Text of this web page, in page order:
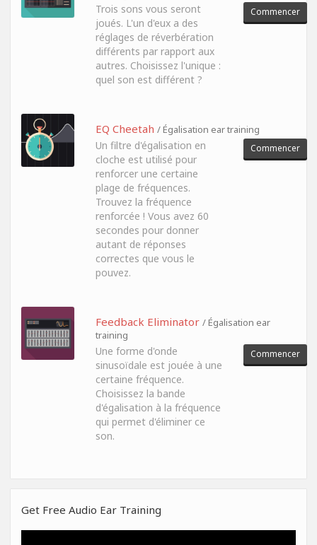
Trois sons vous seront
joués. L'un d'eux a des
réglages de réverbération
différents par rapport aux
autres. Choisissez l'unique :
quel son est différent ?
Commencer
EQ Cheetah / Égalisation ear training
Un filtre d'égalisation en
cloche est utilisé pour
renforcer une certaine
plage de fréquences.
Trouvez la fréquence
renforcée ! Vous avez 60
secondes pour donner
autant de réponses
correctes que vous le
pouvez.
Commencer
Feedback Eliminator / Égalisation ear
training
Une forme d'onde
sinusoïdale est jouée à une
certaine fréquence.
Choisissez la bande
d'égalisation à la fréquence
qui permet d'éliminer ce
son.
Commencer
Get Free Audio Ear Training